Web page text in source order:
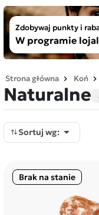
Zdobywaj punkty i
W programie
Strona główna Koń
Naturalne
Sortuj wg: 
Brak na stanie